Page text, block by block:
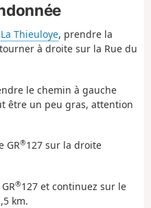
La Thieuloye, prendre la
à droite sur la Rue du
le chemin à gauche
être un peu gras, attention
GR®127 sur la droite
®127 et continuez sur le
km.